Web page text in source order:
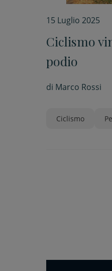
15 Luglio 2025
Ciclismo
podio
di Marco Rossi
Ciclismo